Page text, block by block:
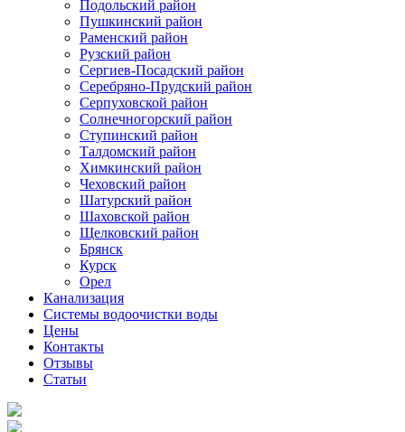
Подольский район
Пушкинский район
Раменский район
Рузский район
Сергиев-Посадский район
Серебряно-Прудский район
Серпуховской район
Солнечногорский район
Ступинский район
Талдомский район
Химкинский район
Чеховский район
Шатурский район
Шаховской район
Щелковский район
Брянск
Курск
Орел
Канализация
Системы водоочистки воды
Цены
Контакты
Отзывы
Статьи